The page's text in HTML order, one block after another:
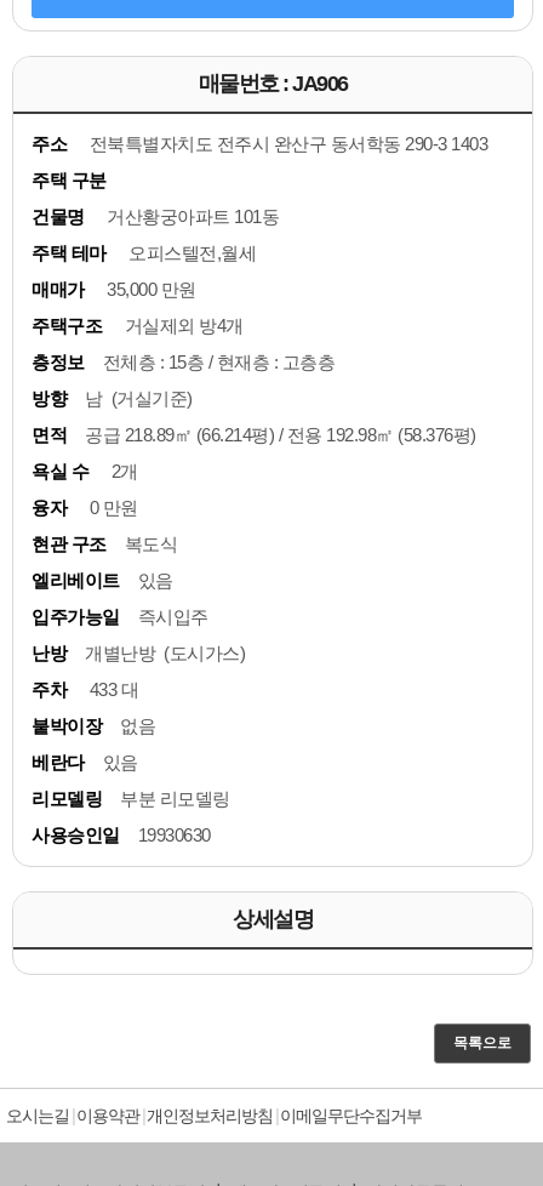
매물번호 : JA906
주소
전북특별자치도 전주시 완산구 동서학동 290-3 1403
주택 구분
건물명
거산황궁아파트 101동
주택 테마
오피스텔전,월세
매매가
35,000 만원
주택구조
거실제외 방4개
층정보
전체층 : 15층 / 현재층 : 고층층
방향
남 (거실기준)
면적
공급 218.89㎡ (66.214평) / 전용 192.98㎡ (58.376평)
욕실 수
2개
융자
0 만원
현관 구조
복도식
엘리베이트
있음
입주가능일
즉시입주
난방
개별난방 (도시가스)
주차
433 대
붙박이장
없음
베란다
있음
리모델링
부분 리모델링
사용승인일
19930630
상세설명
목록으로
오시는길 이용약관 개인정보처리방침 이메일무단수집거부